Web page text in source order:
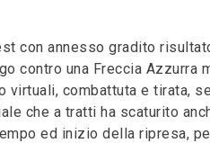
con annesso gradito
contro una Freccia Azzurra
virtuali, combattuta e tirata,
che a tratti ha scaturito
ed inizio della ripresa,